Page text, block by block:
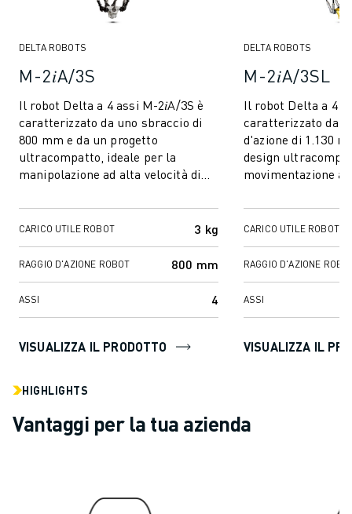
FRESATURA CNC
TORNITURA CNC
STAMPAGGIO A INIEZIONE
ASSERVIMENTO MACCHINA
MOVIMENTAZIONE DEI MATERIALI
VERNICIATURA
ISPEZIONE VISIVA
SERVIZIO CLIENTI
ASSISTENZA CLIENTI
RICAMBI
RIGENERAZIONE
STRUMENTI DI SERVICE DIGITALI
TRAINING & EDUCATION
DELTA ROBOTS
M-2𝑖A/3S
Il robot Delta a 4 assi M-2𝑖A/3S è
caratterizzato da uno sbraccio di
800 mm e da un progetto
ultracompatto, ideale per la
manipolazione ad alta velocità di
simile ...
CARICO UTILE ROBOT 3 kg
RAGGIO D'AZIONE ROBOT 800 mm
ASSI 4
VISUALIZZA IL PRODOTTO
DELTA ROBOTS
M-2𝑖A/3SL
Il robot Delta a 4
caratterizzato da
d'azione di 1.130
design
movimentazione
CARICO UTILE ROBOT
RAGGIO D'AZIONE
ASSI
VISUALIZZA IL
HIGHLIGHTS
Vantaggi per la tua azienda